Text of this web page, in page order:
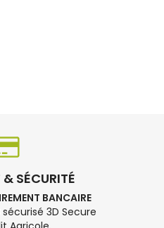
SÉCURITÉ
BANCAIRE
3D Secure